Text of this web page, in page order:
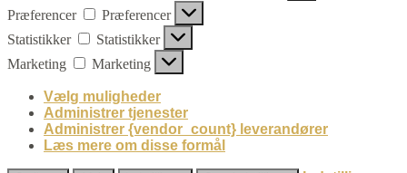
Præferencer
Præferencer
Statistikker
Statistikker
Marketing
Marketing
Vælg muligheder
Administrer tjenester
Administrer {vendor_count} leverandører
Læs mere om disse formål